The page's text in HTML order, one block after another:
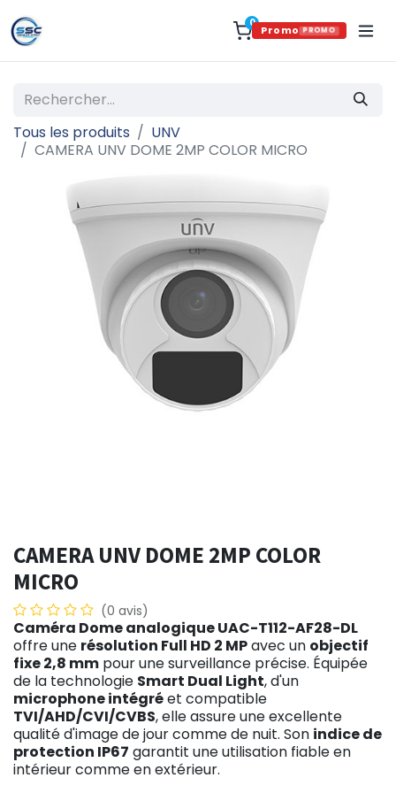
0
Promo PROMO
Tous les produits
UNV
CAMERA UNV DOME 2MP COLOR MICRO
CAMERA UNV DOME 2MP COLOR
MICRO
(0 avis)
Caméra Dome analogique UAC-T112-AF28-DL
offre une résolution Full HD 2 MPavec un objectif
fixe 2,8 mm pour une surveillance précise. Équipée
de la technologie Smart Dual Light, d'un
microphone intégréet compatible
TVI/AHD/CVI/CVBS, elle assure une excellente
qualité d'image de jour comme de nuit. Son indice de
protection IP67 garantit une utilisation fiable en
intérieur comme en extérieur.